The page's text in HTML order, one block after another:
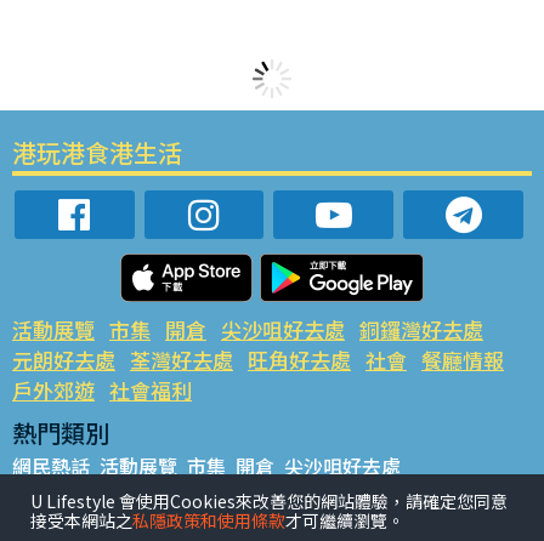
港玩港食港生活
活動展覽 市集 開倉 尖沙咀好去處 銅鑼灣好去處
元朗好去處 荃灣好去處 旺角好去處 社會 餐廳情報
戶外郊遊 社會福利
熱門類別
網民熱話 活動展覽 市集 開倉 尖沙咀好去處
銅鑼灣好去處 元朗好去處 荃灣好去處 旺角好去處 社會
餐廳情報 戶外郊遊
U Lifestyle 會使用Cookies來改善您的網站體驗，請確定您同意
接受本網站之私隱政策和使用條款才可繼續瀏覽。